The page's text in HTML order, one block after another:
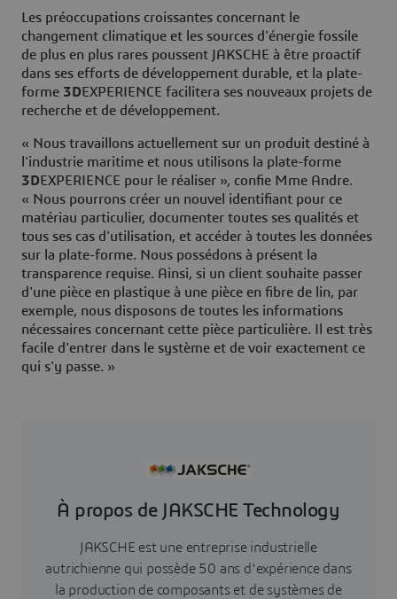
Les préoccupations croissantes concernant le
changement climatique et les sources d'énergie fossile
de plus en plus rares poussent JAKSCHE à être proactif
dans ses efforts de développement durable, et la plate-
forme 3DEXPERIENCE facilitera ses nouveaux projets de
recherche et de développement.
« Nous travaillons actuellement sur un produit destiné à
l'industrie maritime et nous utilisons la plate-forme
3DEXPERIENCE pour le réaliser », confie Mme Andre.
« Nous pourrons créer un nouvel identifiant pour ce
matériau particulier, documenter toutes ses qualités et
tous ses cas d'utilisation, et accéder à toutes les données
sur la plate-forme. Nous possédons à présent la
transparence requise. Ainsi, si un client souhaite passer
d'une pièce en plastique à une pièce en fibre de lin, par
exemple, nous disposons de toutes les informations
nécessaires concernant cette pièce particulière. Il est très
facile d'entrer dans le système et de voir exactement ce
qui s'y passe. »
À propos de JAKSCHE Technology
JAKSCHE est une entreprise industrielle
autrichienne qui possède 50 ans d'expérience dans
la production de composants et de systèmes de